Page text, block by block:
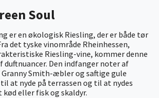
Soul
er en økologisk Riesling, der er både tør
det tyske vinområde Rheinhessen,
Riesling-vine, kommer denne
duftnuancer. Den indfanger noter af
Smith-æbler og saftige gule
at nyde på terrassen og til at nydes
eller fisk og skaldyr.